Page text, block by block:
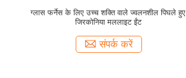
ग्लास फर्नेस के लिए उच्च शक्ति वाले ज्वलनशील पिघले हुए
जिरकोनिया मललाइट ईंट
संपर्क करें